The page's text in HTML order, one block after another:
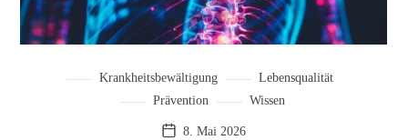
Krankheitsbewältigung
Lebensqualität
Prävention
Wissen
8. Mai 2026